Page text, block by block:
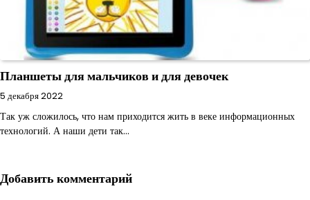
Планшеты для мальчиков и для девочек
5 декабря 2022
Так уж сложилось, что нам приходится жить в веке информационных
технологий. А наши дети так…
Добавить комментарий